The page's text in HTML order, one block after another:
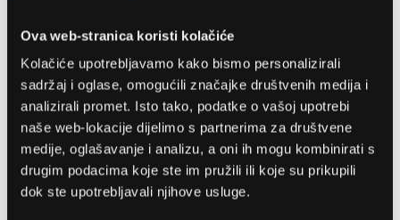
Ova web-stranica koristi kolačiće
Kolačiće upotrebljavamo kako bismo personalizirali
sadržaj i oglase, omogućili značajke društvenih medija i
analizirali promet. Isto tako, podatke o vašoj upotrebi
naše web-lokacije dijelimo s partnerima za društvene
medije, oglašavanje i analizu, a oni ih mogu kombinirati s
drugim podacima koje ste im pružili ili koje su prikupili
dok ste upotrebljavali njihove usluge.
BOTTEGA VENETA
SUNČANE NAOČALE BOTTEGA
VENETA BV1305 002 64